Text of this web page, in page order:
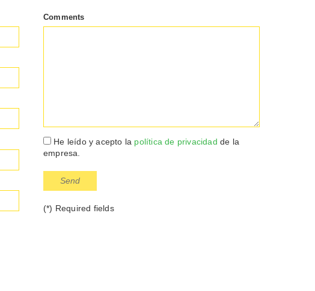
Comments
He leído y acepto la política de privacidad de la
empresa.
(*) Required fields